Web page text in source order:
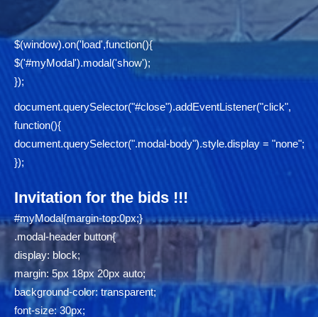
$(window).on('load',function(){
$('#myModal').modal('show');
});
document.querySelector("#close").addEventListener("click",
function(){
document.querySelector(".modal-body").style.display = "none";
});
Invitation for the bids !!!
#myModal{margin-top:0px;}
.modal-header button{
display: block;
margin: 5px 18px 20px auto;
background-color: transparent;
font-size: 30px;